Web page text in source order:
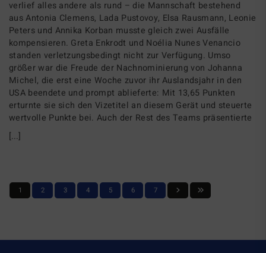
verlief alles andere als rund – die Mannschaft bestehend
aus Antonia Clemens, Lada Pustovoy, Elsa Rausmann, Leonie
Peters und Annika Korban musste gleich zwei Ausfälle
kompensieren. Greta Enkrodt und Noélia Nunes Venancio
standen verletzungsbedingt nicht zur Verfügung. Umso
größer war die Freude der Nachnominierung von Johanna
Michel, die erst eine Woche zuvor ihr Auslandsjahr in den
USA beendete und prompt ablieferte: Mit 13,65 Punkten
erturnte sie sich den Vizetitel an diesem Gerät und steuerte
wertvolle Punkte bei. Auch der Rest des Teams präsentierte
[...]
1 2 3 4 5 6 7